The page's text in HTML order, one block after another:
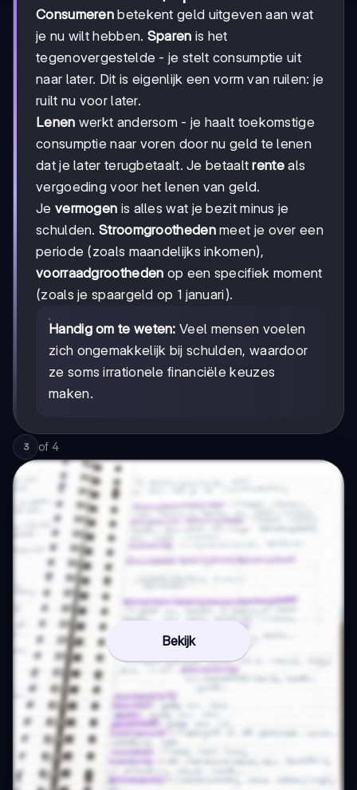
Consumeren betekent geld uitgeven aan wat
je nu wilt hebben. Sparen is het
tegenovergestelde - je stelt consumptie uit
naar later. Dit is eigenlijk een vorm van ruilen: je
ruilt nu voor later.
Lenen werkt andersom - je haalt toekomstige
consumptie naar voren door nu geld te lenen
dat je later terugbetaalt. Je betaaltrenteals
vergoeding voor het lenen van geld.
Je vermogen is alles wat je bezit minus je
schulden.Stroomgroothedenmeet je over een
periode (zoals maandelijks inkomen),
voorraadgrootheden op een specifiek moment
(zoals je spaargeld op 1 januari).
Handig om te weten: Veel mensen voelen
zich ongemakkelijk bij schulden, waardoor
ze soms irrationele financiële keuzes
maken.
3 of 4
Bekijk